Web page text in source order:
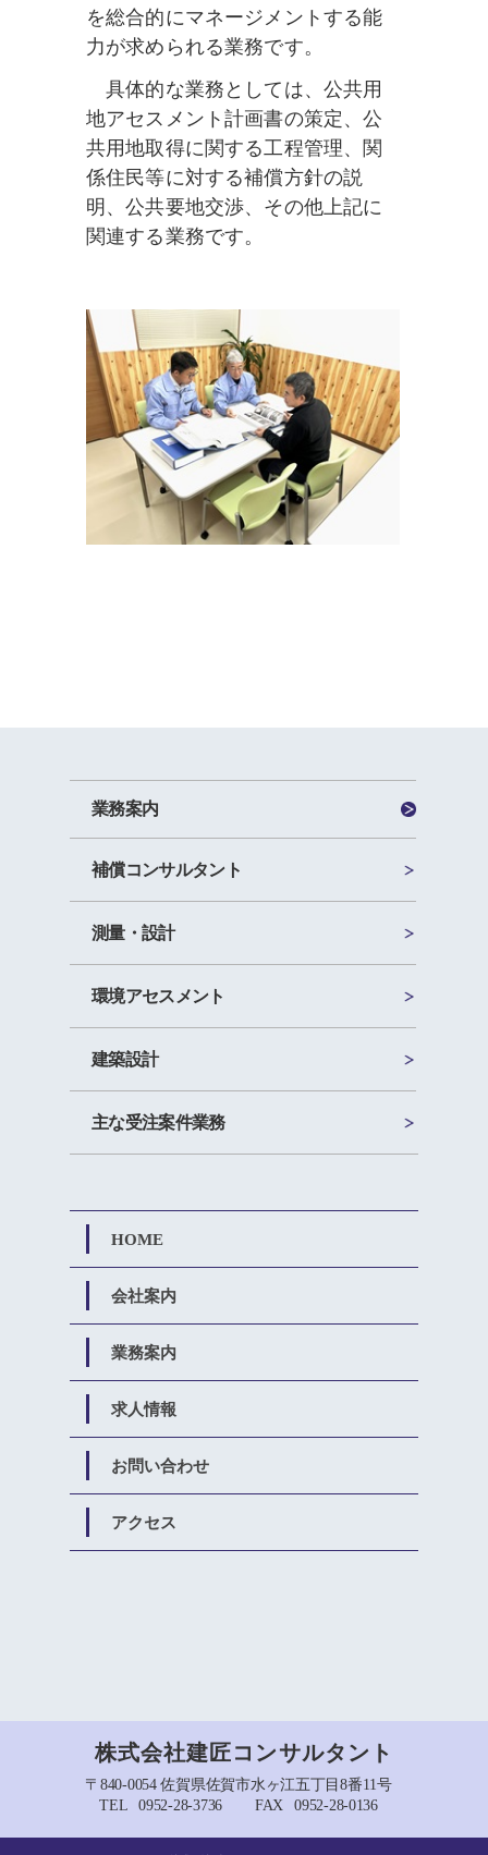
を総合的にマネージメントする能
力が求められる業務です。
具体的な業務としては、公共用
地アセスメント計画書の策定、公
共用地取得に関する工程管理、関
係住民等に対する補償方針の説
明、公共要地交渉、その他上記に
関連する業務です。
業務案内
補償コンサルタント
測量・設計
環境アセスメント
建築設計
主な受注案件業務
HOME
会社案内
業務案内
求人情報
お問い合わせ
アクセス
株式会社建匠コンサルタント
〒840-0054 佐賀県佐賀市水ヶ江五丁目8番11号
TEL
0952-28-3736 FAX 0952-28-0136